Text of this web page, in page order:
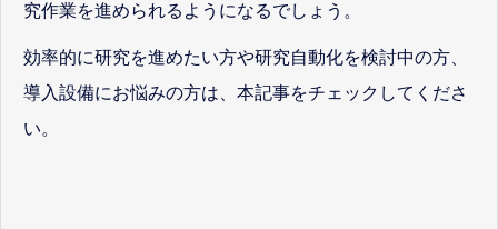
究作業を進められるようになるでしょう。
効率的に研究を進めたい方や研究自動化を検討中の方、
導入設備にお悩みの方は、本記事をチェックしてくださ
い。